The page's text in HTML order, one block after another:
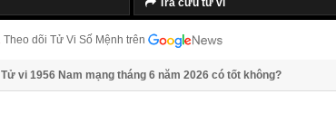
Tra cứu tử vi
Theo dõi Tử Vi Số Mệnh trên
Tử vi 1956 Nam mạng tháng 6 năm 2026 có tốt không?